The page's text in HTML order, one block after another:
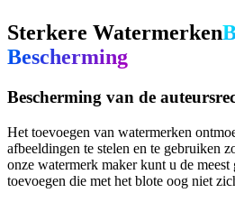
Sterkere Watermerken
Bescherming
Bescherming van de
Het toevoegen van watermerken
afbeeldingen te stelen en te gebruiken
onze watermerk maker kunt u de meest
toevoegen die met het blote oog niet